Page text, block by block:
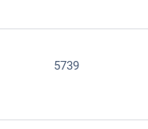
5739